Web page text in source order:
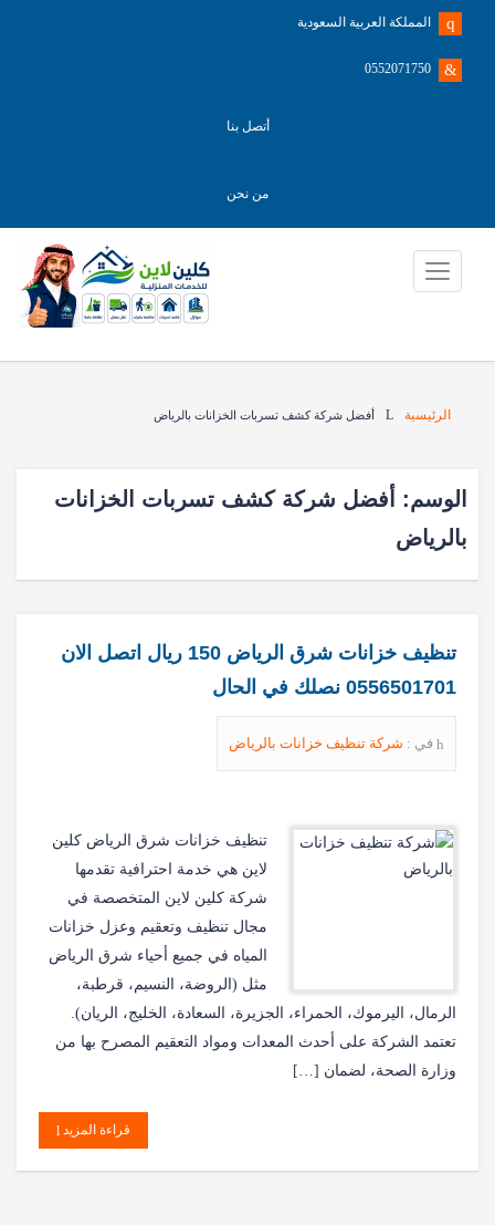
المملكة العربية السعودية
0552071750
أتصل بنا
من نحن
الرئيسية أفضل شركة كشف تسربات الخزانات بالرياض
الوسم:
أفضل شركة كشف تسربات الخزانات
بالرياض
تنظيف خزانات شرق الرياض 150 ريال اتصل الان
0556501701 نصلك في الحال
في : شركة تنظيف خزانات بالرياض
تنظيف خزانات شرق الرياض كلين
لاين هي خدمة احترافية تقدمها
شركة كلين لاين المتخصصة في
مجال تنظيف وتعقيم وعزل خزانات
المياه في جميع أحياء شرق الرياض
مثل (الروضة، النسيم، قرطبة،
الرمال، اليرموك، الحمراء، الجزيرة، السعادة، الخليج، الريان).
تعتمد الشركة على أحدث المعدات ومواد التعقيم المصرح بها من
وزارة الصحة، لضمان […]
قراءة المزيد